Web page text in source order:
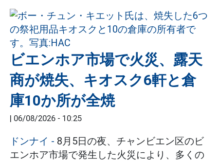
ビエンホア市場で火災、露天
商が焼失、キオスク6軒と倉
庫10か所が全焼
| 06/08/2026 - 10:25
ドンナイ - 8月5日の夜、チャンビエン区のビ
エンホア市場で発生した火災により、多くの